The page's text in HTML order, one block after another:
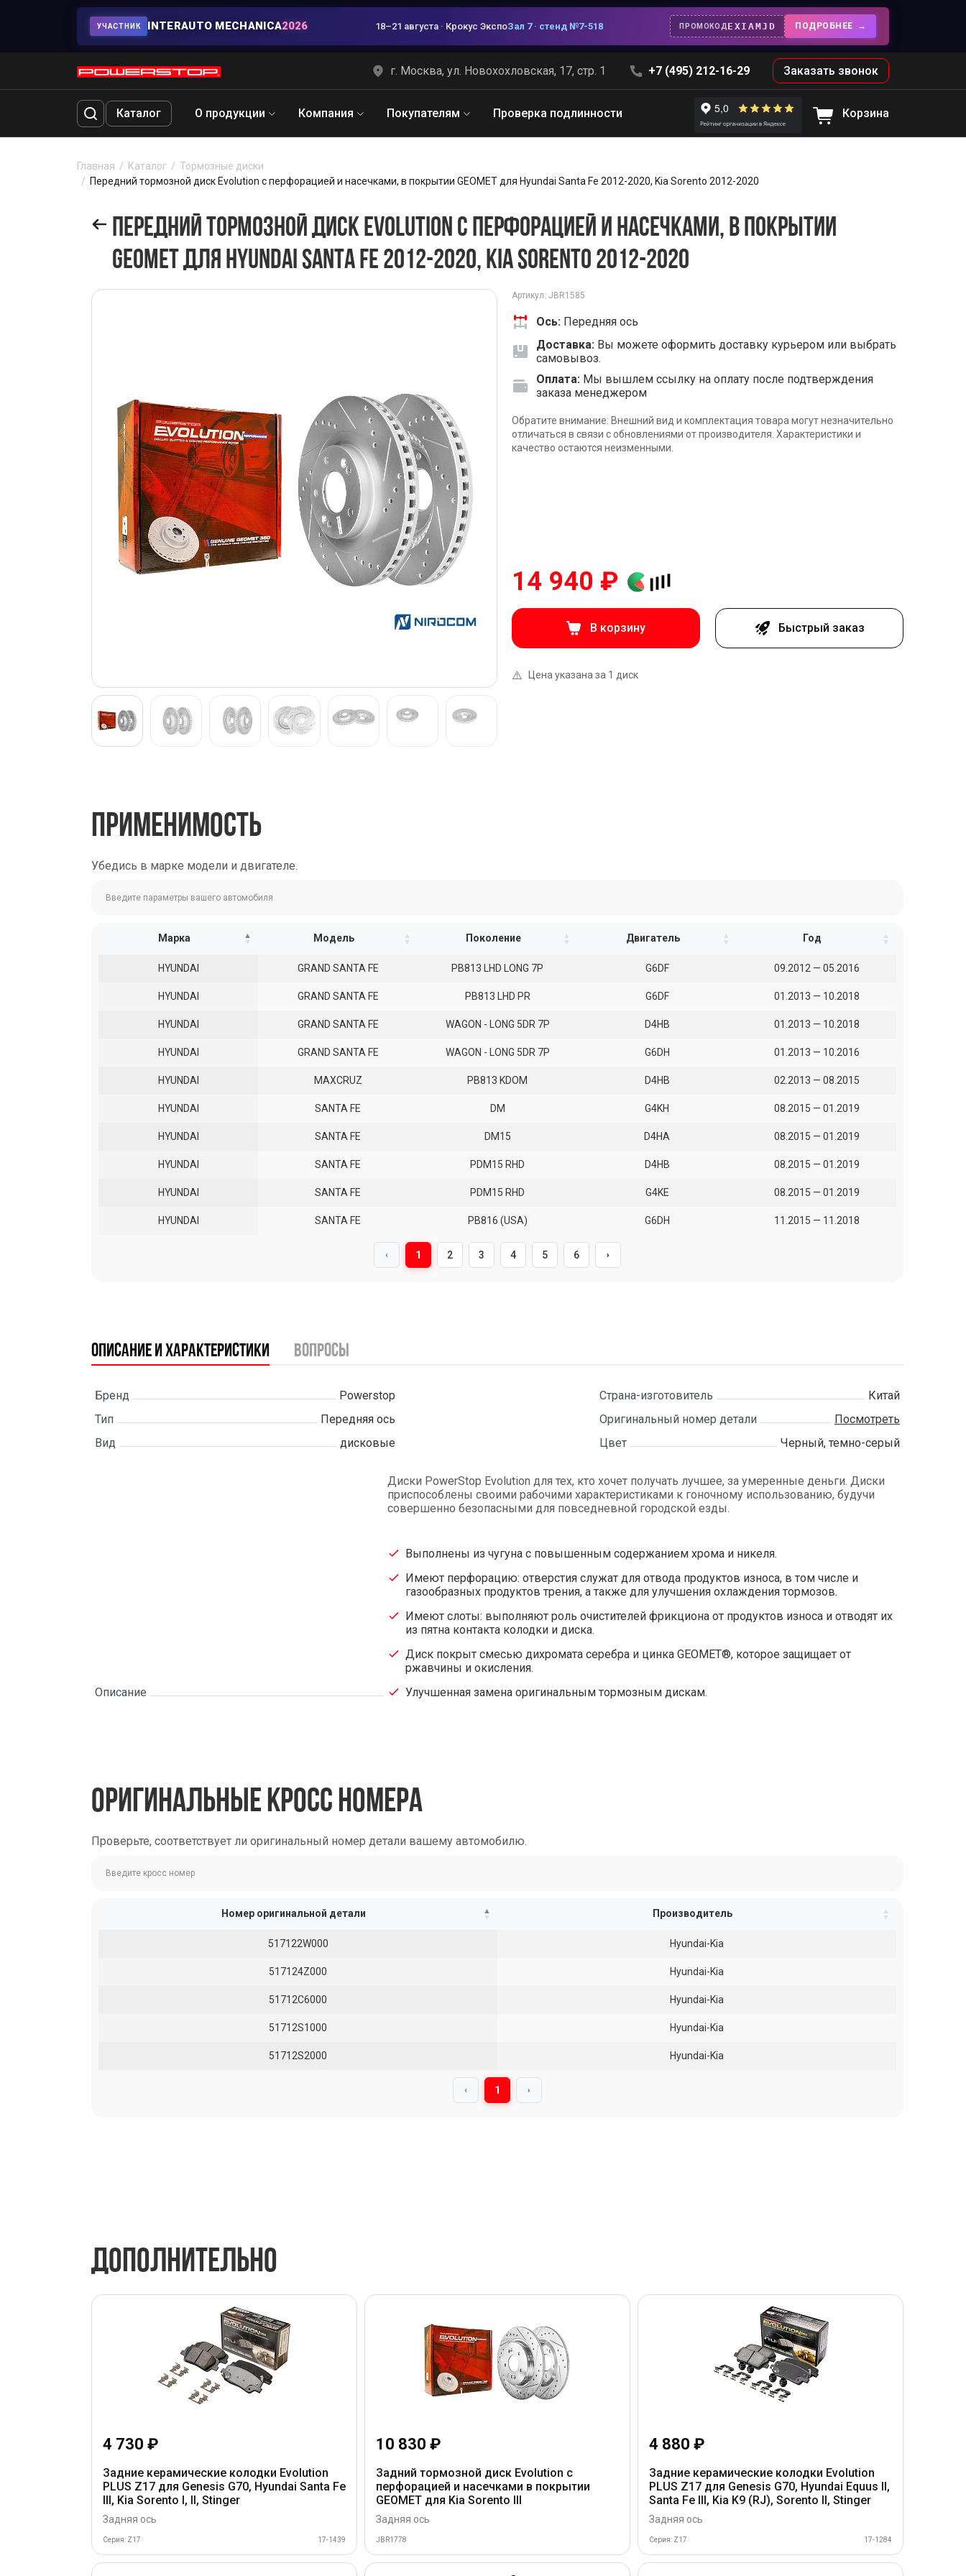
УЧАСТНИК INTERAUTO MECHANICA2026 18–21 августа · Крокус ЭкспоЗал 7 · стенд №7-518 ПРОМОКОДEXIAMJD ПОДРОБНЕЕ
г. Москва, ул. Новохохловская, 17, стр. 1 +7 (495) 212-16-29 Заказать звонок
Каталог О продукции Компания Покупателям Проверка подлинности Корзина
Главная Каталог
Тормозные диски
Передний тормозной диск Evolution с перфорацией и насечками, в покрытии GEOMET для Hyundai Santa Fe 2012-2020, Kia Sorento 2012-2020
ПЕРЕДНИЙ ТОРМОЗНОЙ ДИСК EVOLUTION С ПЕРФОРАЦИЕЙ И НАСЕЧКАМИ, В ПОКРЫТИИ
GEOMET ДЛЯ HYUNDAI SANTA FE 2012-2020, KIA SORENTO 2012-2020
Артикул: JBR1585
Ось: Передняя ось
Доставка: Вы можете оформить доставку курьером или выбрать
самовывоз.
Оплата: Мы вышлем ссылку на оплату после подтверждения
заказа менеджером
Обратите внимание: Внешний вид и комплектация товара могут незначительно
отличаться в связи с обновлениями от производителя. Характеристики и
качество остаются неизменными.
14 940 ₽
В корзину Быстрый заказ
⚠️ Цена указана за 1 диск
ПРИМЕНИМОСТЬ
Убедись в марке модели и двигателе.
Марка Модель Поколение Двигатель Год
HYUNDAI GRAND SANTA FE PB813 LHD LONG 7P G6DF 09.2012 — 05.2016
HYUNDAI GRAND SANTA FE PB813 LHD PR G6DF 01.2013 — 10.2018
HYUNDAI GRAND SANTA FE WAGON - LONG 5DR 7P D4HB 01.2013 — 10.2018
HYUNDAI GRAND SANTA FE WAGON - LONG 5DR 7P G6DH 01.2013 — 10.2016
HYUNDAI MAXCRUZ PB813 KDOM D4HB 02.2013 — 08.2015
HYUNDAI SANTA FE DM G4KH 08.2015 — 01.2019
HYUNDAI SANTA FE DM15 D4HA 08.2015 — 01.2019
HYUNDAI SANTA FE PDM15 RHD D4HB 08.2015 — 01.2019
HYUNDAI SANTA FE PDM15 RHD G4KE 08.2015 — 01.2019
HYUNDAI SANTA FE PB816 (USA) G6DH 11.2015 — 11.2018
‹ 1 2 3 4 5 6 ›
Описание и характеристики вопросы
Бренд
Powerstop
Тип
Передняя ось
Вид
дисковые
Страна-изготовитель
Китай
Оригинальный номер детали
Посмотреть
Цвет
Черный, темно-серый
Описание
Диски PowerStop Evolution для тех, кто хочет получать лучшее, за умеренные деньги. Диски
приспособлены своими рабочими характеристиками к гоночному использованию, будучи
совершенно безопасными для повседневной городской езды.
Выполнены из чугуна с повышенным содержанием хрома и никеля.
Имеют перфорацию: отверстия служат для отвода продуктов износа, в том числе и
газообразных продуктов трения, а также для улучшения охлаждения тормозов.
Имеют слоты: выполняют роль очистителей фрикциона от продуктов износа и отводят их
из пятна контакта колодки и диска.
Диск покрыт смесью дихромата серебра и цинка GEOMET®, которое защищает от
ржавчины и окисления.
Улучшенная замена оригинальным тормозным дискам.
ОРИГИНАЛЬНЫЕ КРОСС НОМЕРА
Проверьте, соответствует ли оригинальный номер детали вашему автомобилю.
Номер оригинальной детали Производитель
517122W000 Hyundai-Kia
517124Z000 Hyundai-Kia
51712C6000 Hyundai-Kia
51712S1000 Hyundai-Kia
51712S2000 Hyundai-Kia
‹ 1 ›
ДОПОЛНИТЕЛЬНО
4 730 ₽
Задние керамические колодки Evolution
PLUS Z17 для Genesis G70, Hyundai Santa Fe
III, Kia Sorento I, II, Stinger
Задняя ось
Серия: Z17 17-1439
10 830 ₽
Задний тормозной диск Evolution с
перфорацией и насечками в покрытии
GEOMET для Kia Sorento III
Задняя ось
JBR1778
4 880 ₽
Задние керамические колодки Evolution
PLUS Z17 для Genesis G70, Hyundai Equus II,
Santa Fe III, Kia K9 (RJ), Sorento II, Stinger
Задняя ось
Серия: Z17 17-1284